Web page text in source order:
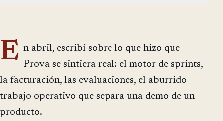
E n abril, escribí sobre lo que hizo que
Prova se sintiera real: el motor de sprints,
la facturación, las evaluaciones, el aburrido
trabajo operativo que separa una demo de un
producto.